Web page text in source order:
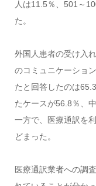
人は11.5％、501～
た。
外国人患者の受け入
のコミュニケーショ
たと回答したのは
たケースが56.8％、
一方で、医療通訳を
どまった。
医療通訳業者への調